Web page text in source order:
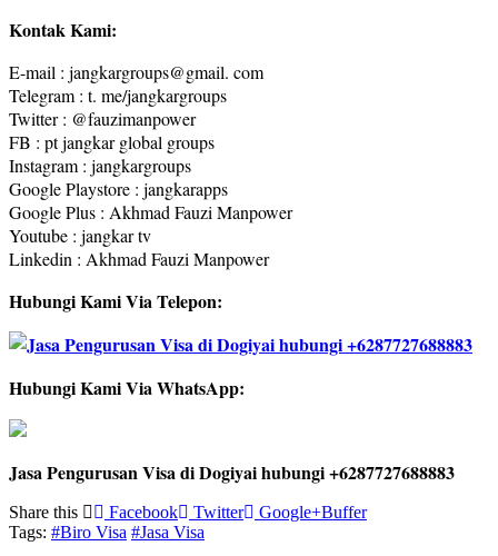
Kontak Kami:
E-mail : jangkargroups@gmail. com
Telegram : t. me/jangkargroups
Twitter : @fauzimanpower
FB : pt jangkar global groups
Instagram : jangkargroups
Google Playstore : jangkarapps
Google Plus : Akhmad Fauzi Manpower
Youtube : jangkar tv
Linkedin : Akhmad Fauzi Manpower
Hubungi Kami Via Telepon:
Hubungi Kami Via WhatsApp:
Jasa Pengurusan Visa di Dogiyai hubungi +6287727688883
Share this Facebook Twitter Google+Buffer
Tags: #Biro Visa #Jasa Visa